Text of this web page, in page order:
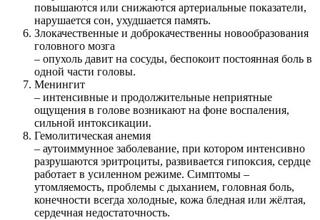
повышаются или снижаются артериальные показатели,
нарушается сон, ухудшается память.
Злокачественные и доброкачественны новообразования
головного мозга
– опухоль давит на сосуды, беспокоит постоянная боль в
одной части головы.
Менингит
– интенсивные и продолжительные неприятные
ощущения в голове возникают на фоне воспаления,
сильной интоксикации.
Гемолитическая анемия
– аутоиммунное заболевание, при котором интенсивно
разрушаются эритроциты, развивается гипоксия, сердце
работает в усиленном режиме. Симптомы –
утомляемость, проблемы с дыханием, головная боль,
конечности всегда холодные, кожа бледная или жёлтая,
сердечная недостаточность.